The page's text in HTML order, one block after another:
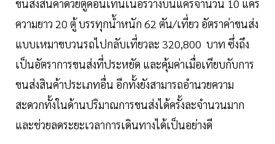
ขนส่งสินค้าด้วยตู้คอนเทนเนอร์วางบนแคร่จำนวน 10 แคร่
ความยาว 20 ตู้ บรรทุกน้ำหนัก 62 ตัน/เที่ยว อัตราค่าขนส่ง
แบบเหมาขบวนรถไปกลับเที่ยวละ 320,800 บาท ซึ่งถึง
เป็นอัตราการขนส่งที่ประหยัด และคุ้มค่าเมื่อเทียบกับการ
ขนส่งสินค้าประเภทอื่น อีกทั้งยังสามารถอำนวยความ
สะดวกทั้งในด้านปริมาณการขนส่งได้ครั้งละจำนวนมาก
และช่วยลดระยะเวลาการเดินทางได้เป็นอย่างดี